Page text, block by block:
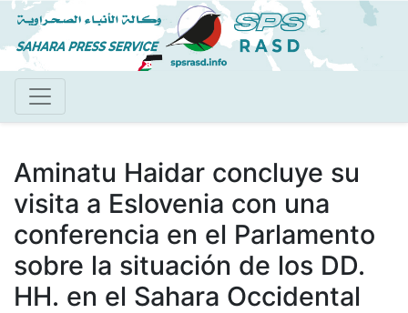
Pasar
al
contenido
Aminatu Haidar concluye su
visita a Eslovenia con una
conferencia en el Parlamento
sobre la situación de los DD.
HH. en el Sahara Occidental